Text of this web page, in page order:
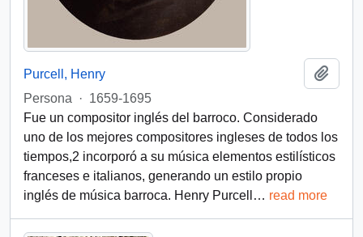
Purcell, Henry
Persona
· 1659-1695
Fue un compositor inglés del barroco. Considerado
uno de los mejores compositores ingleses de todos los
tiempos,2​ incorporó a su música elementos estilísticos
franceses e italianos, generando un estilo propio
inglés de música barroca. Henry Purcell … read more